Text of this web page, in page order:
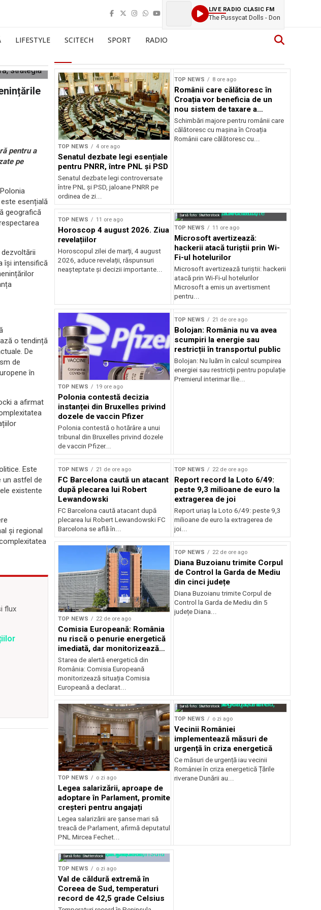
LIVE RADIO CLASIC FM
The Pussycat Dolls - Don
LIFESTYLE SCITECH SPORT RADIO
pentru a
pe
esențială
geografică
își intensifică
o tendință
De
de
în
a afirmat
Este
un astfel de
existente
și regional
flux
TOP NEWS 4 ore ago
Senatul dezbate legi esențiale
pentru PNRR, între PNL și PSD
Senatul dezbate legi controversate
între PNL și PSD, jaloane PNRR pe
ordinea de zi...
TOP NEWS 8 ore ago
Românii care călătoresc în
Croația vor beneficia de un
nou sistem de taxare a
autostrăzilor
Schimbări majore pentru românii care
călătoresc cu mașina în Croația
Românii care călătoresc cu...
TOP NEWS 11 ore ago
Horoscop 4 august 2026. Ziua
revelațiilor
Horoscopul zilei de marți, 4 august
2026, aduce revelații, răspunsuri
neașteptate și decizii importante...
Sursă foto: Shutterstock
TOP NEWS 11 ore ago
Microsoft avertizează:
hackerii atacă turiștii prin Wi-
Fi-ul hotelurilor
Microsoft avertizează turiștii: hackerii
atacă prin Wi-Fi-ul hotelurilor
Microsoft a emis un avertisment
pentru...
TOP NEWS 19 ore ago
Polonia contestă decizia
instanței din Bruxelles privind
dozele de vaccin Pfizer
Polonia contestă o hotărâre a unui
tribunal din Bruxelles privind dozele
de vaccin Pfizer...
TOP NEWS 21 de ore ago
Bolojan: România nu va avea
scumpiri la energie sau
restricții în transportul public
Bolojan: Nu luăm în calcul scumpirea
energiei sau restricții pentru populație
Premierul interimar Ilie...
TOP NEWS 21 de ore ago
FC Barcelona caută un atacant
după plecarea lui Robert
Lewandowski
FC Barcelona caută atacant după
plecarea lui Robert Lewandowski FC
Barcelona se află în...
TOP NEWS 22 de ore ago
Report record la Loto 6/49:
peste 9,3 milioane de euro la
extragerea de joi
Report uriaș la Loto 6/49: peste 9,3
milioane de euro la extragerea de
joi...
TOP NEWS 22 de ore ago
Comisia Europeană: România
nu riscă o penurie energetică
imediată, dar monitorizează
situația
Starea de alertă energetică din
România: Comisia Europeană
monitorizează situația Comisia
Europeană a declarat...
TOP NEWS 22 de ore ago
Diana Buzoianu trimite Corpul
de Control la Garda de Mediu
din cinci județe
Diana Buzoianu trimite Corpul de
Control la Garda de Mediu din 5
județe Diana...
TOP NEWS o zi ago
Legea salarizării, aproape de
adoptare în Parlament, promite
creșteri pentru angajați
Legea salarizării are șanse mari să
treacă de Parlament, afirmă deputatul
PNL Mircea Fechet...
Sursă foto: Shutterstock
TOP NEWS o zi ago
Vecinii României
implementează măsuri de
urgență în criza energetică
Ce măsuri de urgență iau vecinii
României în criza energetică Țările
riverane Dunării au...
Sursă foto: Shutterstock
TOP NEWS o zi ago
Val de căldură extremă în
Coreea de Sud, temperaturi
record de 42,5 grade Celsius